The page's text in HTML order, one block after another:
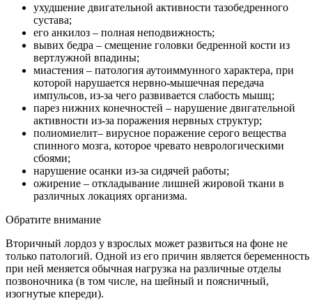
ухудшение двигательной активности тазобедренного
сустава;
его анкилоз – полная неподвижность;
вывих бедра – смещение головки бедренной кости из
вертлужной впадины;
миастения – патология аутоиммунного характера, при
которой нарушается нервно-мышечная передача
импульсов, из-за чего развивается слабость мышц;
парез нижних конечностей – нарушение двигательной
активности из-за поражения нервных структур;
полиомиелит– вирусное поражение серого вещества
спинного мозга, которое чревато неврологическими
сбоями;
нарушение осанки из-за сидячей работы;
ожирение – откладывание лишней жировой ткани в
различных локациях организма.
Обратите внимание
Вторичный лордоз у взрослых может развиться на фоне не
только патологий. Одной из его причин является беременность
при ней меняется обычная нагрузка на различные отделы
позвоночника (в том числе, на шейный и поясничный,
изогнутые кпереди).